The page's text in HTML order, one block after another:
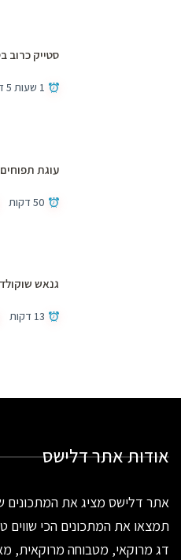
סטייק כרוב
1 שעות 5 דקות
עוגת
50 דקות
גנאש
13 דקות
אודות אתר דלישס
אתר דלישס מציג את המתכונים
תמצאו את המתכונים הכי שווים
דג מרוקאי, מטבוחה מרוקאית,